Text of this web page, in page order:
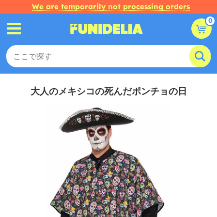
We are temporarily not processing orders
0
大人のメキシコの死んだポンチョの日